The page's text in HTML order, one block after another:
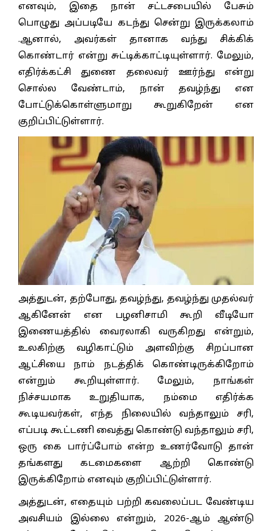
எனவும், இதை நான் சட்டசபையில் பேசும்
பொழுது அப்படியே கடந்து சென்று இருக்கலாம்
.ஆனால், அவர்கள் தானாக வந்து சிக்கிக்
கொண்டார் என்று சுட்டிக்காட்டியுள்ளார். மேலும்,
எதிர்க்கட்சி துணை தலைவர் ஊர்ந்து என்று
சொல்ல வேண்டாம், நான் தவழ்ந்து என
போட்டுக்கொள்ளுமாறு கூறுகிறேன் என
குறிப்பிட்டுள்ளார்.
அத்துடன், தற்போது, தவழ்ந்து, தவழ்ந்து முதல்வர்
ஆகினேன் என பழனிசாமி கூறி வீடியோ
இணையத்தில் வைரலாகி வருகிறது என்றும்,
உலகிற்கு வழிகாட்டும் அளவிற்கு சிறப்பான
ஆட்சியை நாம் நடத்திக் கொண்டிருக்கிறோம்
என்றும் கூறியுள்ளார். மேலும், நாங்கள்
நிச்சயமாக உறுதியாக, நம்மை எதிர்க்க
கூடியவர்கள், எந்த நிலையில் வந்தாலும் சரி,
எப்படி கூட்டணி வைத்து கொண்டு வந்தாலும் சரி,
ஒரு கை பார்ப்போம் என்ற உணர்வோடு தான்
தங்களது கடமைகளை ஆற்றி கொண்டு
இருக்கிறோம் எனவும் குறிப்பிட்டுள்ளார்.
அத்துடன், எதையும் பற்றி கவலைப்பட வேண்டிய
அவசியம் இல்லை என்றும், 2026-ஆம் ஆண்டு